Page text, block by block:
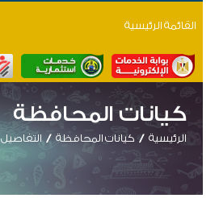
القائمة الرئيسية
كيانات المحافظة
الرئيسية كيانات المحافظة التفاصيل